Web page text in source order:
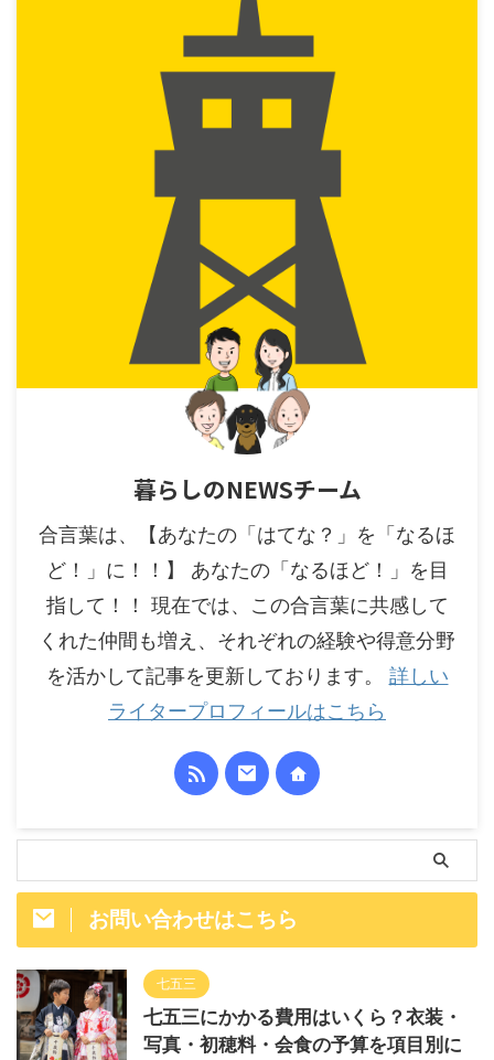
暮らしのNEWSチーム
合言葉は、【あなたの「はてな？」を「なるほ
ど！」に！！】 あなたの「なるほど！」を目
指して！！ 現在では、この合言葉に共感して
くれた仲間も増え、それぞれの経験や得意分野
を活かして記事を更新しております。 詳しい
ライタープロフィールはこちら
お問い合わせはこちら
七五三
七五三にかかる費用はいくら？衣装・
写真・初穂料・会食の予算を項目別に